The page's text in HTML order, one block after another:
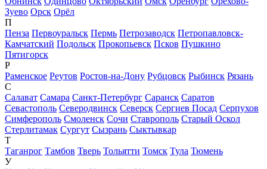
Зуево Орск Орёл
П
Пенза Первоуральск Пермь Петрозаводск Петропавловск-
Камчатский Подольск Прокопьевск Псков Пушкино
Пятигорск
Р
Раменское Реутов Ростов-на-Дону Рубцовск Рыбинск Рязань
С
Салават Самара Санкт-Петербург Саранск Саратов
Севастополь Северодвинск Северск Сергиев Посад Серпухов
Симферополь Смоленск Сочи Ставрополь Старый Оскол
Стерлитамак Сургут Сызрань Сыктывкар
Т
Таганрог Тамбов Тверь Тольятти Томск Тула Тюмень
У